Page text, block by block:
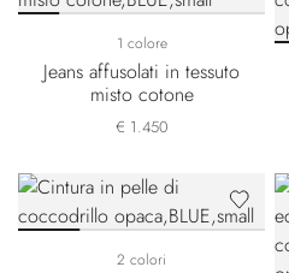
1 colore
Jeans affusolati in tessuto
misto cotone
€ 1.450
2 colori